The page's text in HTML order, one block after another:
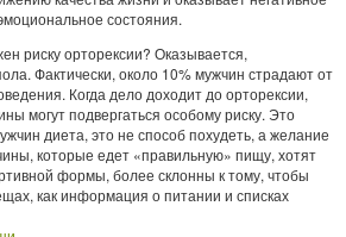
состояния.
риску орторексии? Оказывается,
Фактически, около 10% мужчин страдают от
Когда дело доходит до орторексии,
могут подвергаться особому риску. Это
диета, это не способ похудеть, а желание
которые едет «правильную» пищу, хотят
формы, более склонны к тому, чтобы
как информация о питании и списках